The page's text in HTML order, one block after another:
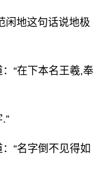
地这句话说地极
“在下本名王羲,奉
“名字倒不见得如